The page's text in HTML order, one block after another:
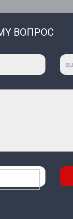
ВОПРОС
Тема